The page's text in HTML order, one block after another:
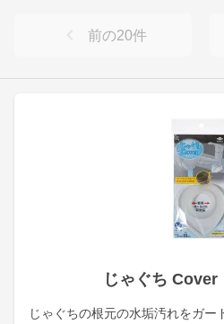
じゃぐち
じゃぐちの根元の水垢汚れをガー
前の20件